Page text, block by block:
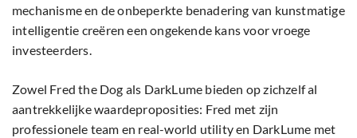
mechanisme en de onbeperkte benadering van kunstmatige
intelligentie creëren een ongekende kans voor vroege
investeerders.
Zowel Fred the Dog als DarkLume bieden op zichzelf al
aantrekkelijke waardeproposities: Fred met zijn
professionele team en real-world utility en DarkLume met